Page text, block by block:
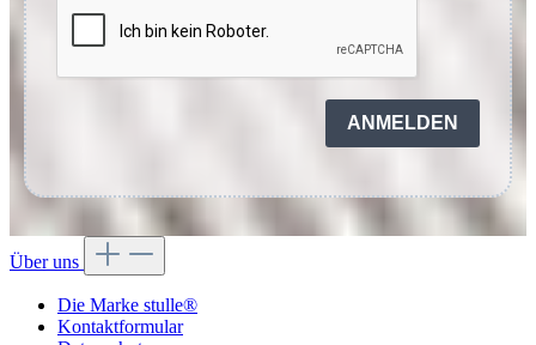
ANMELDEN
Über uns
Die Marke stulle®
Kontaktformular